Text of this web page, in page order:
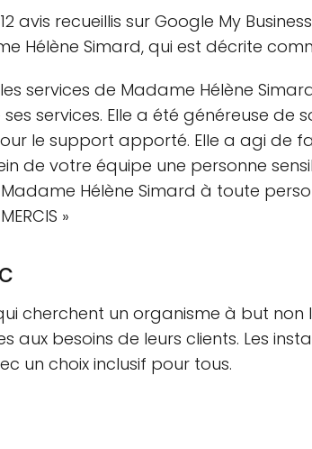
avis recueillis sur Google My
Hélène Simard, qui est décrite
services de Madame Hélène
services. Elle a été généreuse
le support apporté. Elle a agi de
de votre équipe une personne
Hélène Simard à toute
»
cherchent un organisme à but
aux besoins de leurs clients. Les
un choix inclusif pour tous.